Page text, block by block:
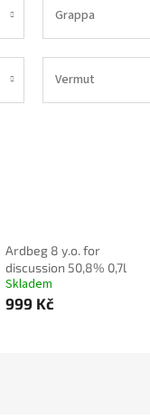
Grappa
Vermut
Ardbeg 8 y.o. for
discussion 50,8% 0,7l
Skladem
999 Kč